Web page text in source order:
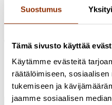
Suostumus
Tämä sivusto käyttää
Käytämme evästeitä
räätälöimiseen,
tukemiseen ja
jaamme sosiaalisen
toimii uudenlaisena
yhteiskunnalliselle
Tutkijat
Severi Nokela
severi.nokela@cupore.fi